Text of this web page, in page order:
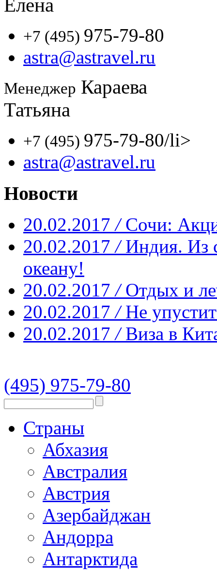
Елена
+7 (495) 975-79-80
astra@astravel.ru
Менеджер Караева
Татьяна
+7 (495) 975-79-80/li>
astra@astravel.ru
Новости
20.02.2017 / Сочи:
20.02.2017 / Индия. Из
океану!
20.02.2017 / Отдых и
20.02.2017 / Не
20.02.2017 / Виза в
(495) 975-79-80
Страны
Абхазия
Австралия
Австрия
Азербайджан
Андорра
Антарктида